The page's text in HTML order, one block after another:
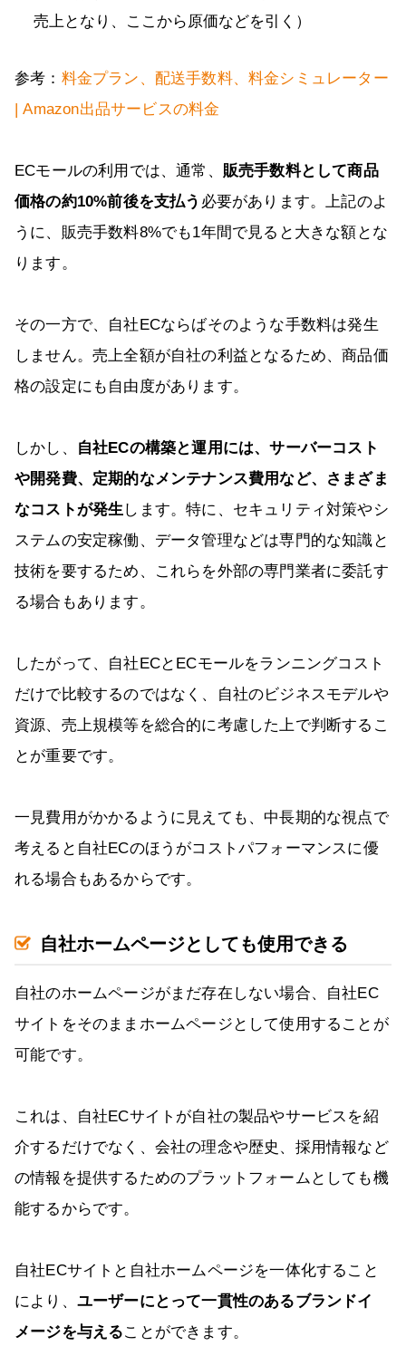
売上となり、ここから原価などを引く）
参考： 料金プラン、配送手数料、料金シミュレーター
| Amazon出品サービスの料金
ECモールの利用では、通常、 販売手数料として商品
価格の約10%前後を支払う 必要があります。上記のよ
うに、販売手数料8%でも1年間で見ると大きな額とな
ります。
その一方で、自社ECならばそのような手数料は発生
しません。売上全額が自社の利益となるため、商品価
格の設定にも自由度があります。
しかし、
自社ECの構築と運用には、サーバーコスト
や開発費、定期的なメンテナンス費用など、さまざま
なコストが発生します。特に、セキュリティ対策やシ
ステムの安定稼働、データ管理などは専門的な知識と
技術を要するため、これらを外部の専門業者に委託す
る場合もあります。
したがって、自社ECとECモールをランニングコスト
だけで比較するのではなく、自社のビジネスモデルや
資源、売上規模等を総合的に考慮した上で判断するこ
とが重要です。
一見費用がかかるように見えても、中長期的な視点で
考えると自社ECのほうがコストパフォーマンスに優
れる場合もあるからです。
自社ホームページとしても使用できる
自社のホームページがまだ存在しない場合、自社EC
サイトをそのままホームページとして使用することが
可能です。
これは、自社ECサイトが自社の製品やサービスを紹
介するだけでなく、会社の理念や歴史、採用情報など
の情報を提供するためのプラットフォームとしても機
能するからです。
自社ECサイトと自社ホームページを一体化すること
により、 ユーザーにとって一貫性のあるブランドイ
メージを与えることができます。